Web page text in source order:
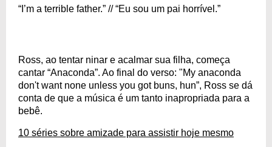
“I’m a terrible father.” // “Eu sou um pai horrível.”
Ross, ao tentar ninar e acalmar sua filha, começa
cantar “Anaconda”. Ao final do verso: "My anaconda
don't want none unless you got buns, hun”, Ross se dá
conta de que a música é um tanto inapropriada para a
bebê.
10 séries sobre amizade para assistir hoje mesmo